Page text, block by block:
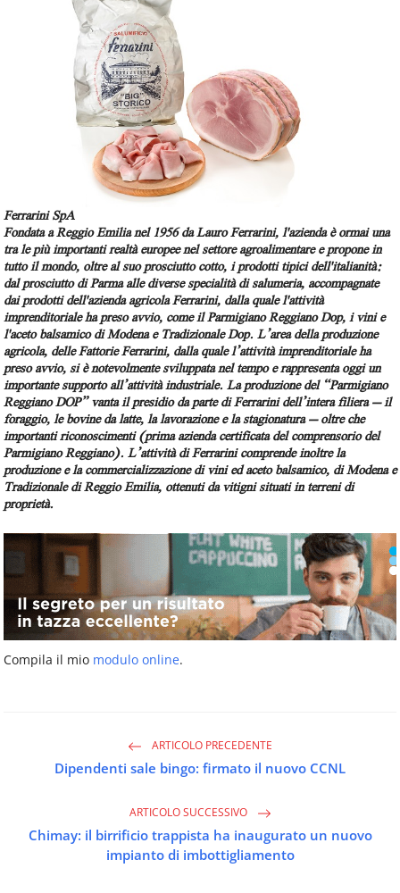
Ferrarini SpA
Fondata a Reggio Emilia nel 1956 da Lauro Ferrarini, l'azienda è ormai una
tra le più importanti realtà europee nel settore agroalimentare e propone in
tutto il mondo, oltre al suo prosciutto cotto, i prodotti tipici dell'italianità:
dal prosciutto di Parma alle diverse specialità di salumeria, accompagnate
dai prodotti dell'azienda agricola Ferrarini, dalla quale l'attività
imprenditoriale ha preso avvio, come il Parmigiano Reggiano Dop, i vini e
l'aceto balsamico di Modena e Tradizionale Dop.L’area della produzione
agricola, delle Fattorie Ferrarini, dalla quale l’attività imprenditoriale ha
preso avvio, si è notevolmente sviluppata nel tempo e rappresenta oggi un
importante supporto all’attività industriale. La produzione del “Parmigiano
Reggiano DOP” vanta il presidio da parte di Ferrarini dell’intera filiera – il
foraggio, le bovine da latte, la lavorazione e la stagionatura – oltre che
importanti riconoscimenti (prima azienda certificata del comprensorio del
Parmigiano Reggiano). L’attività di Ferrarini comprende inoltre la
produzione e la commercializzazione di vini ed aceto balsamico, di Modena e
Tradizionale di Reggio Emilia, ottenuti da vitigni situati in terreni di
proprietà.
Compila il mio modulo online.
ARTICOLO PRECEDENTE
Dipendenti sale bingo: firmato il nuovo CCNL
ARTICOLO SUCCESSIVO
Chimay: il birrificio trappista ha inaugurato un nuovo
impianto di imbottigliamento